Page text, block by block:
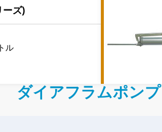
ーズ)
ル
ダイアフラムポンプ